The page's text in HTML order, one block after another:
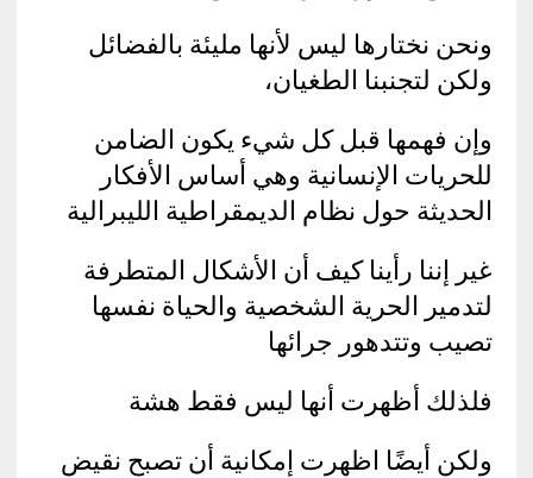
ونحن نختارها ليس لأنها مليئة بالفضائل
ولكن لتجنبنا الطغيان،
وإن فهمها قبل كل شيء يكون الضامن
للحريات الإنسانية وهي أساس الأفكار
الحديثة حول نظام الديمقراطية الليبرالية
غير إننا رأينا كيف أن الأشكال المتطرفة
لتدمير الحرية الشخصية والحياة نفسها
تصيب وتتدهور جرائها
فلذلك أظهرت أنها ليس فقط هشة
ولكن أيضًا اظهرت إمكانية أن تصبح نقيض